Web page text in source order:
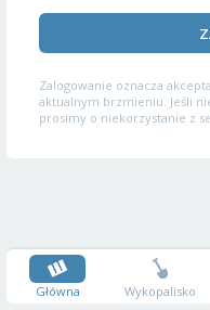
Zalogowanie oznacza
aktualnym brzmieniu. Jeśli
prosimy o niekorzystanie z
Główna Wykopalisko